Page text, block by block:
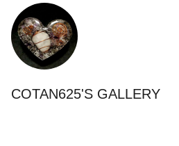
COTAN625'S GALLERY